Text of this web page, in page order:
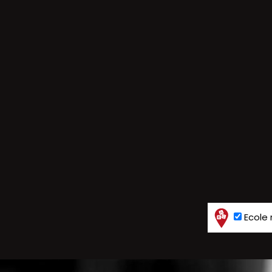
Ecole